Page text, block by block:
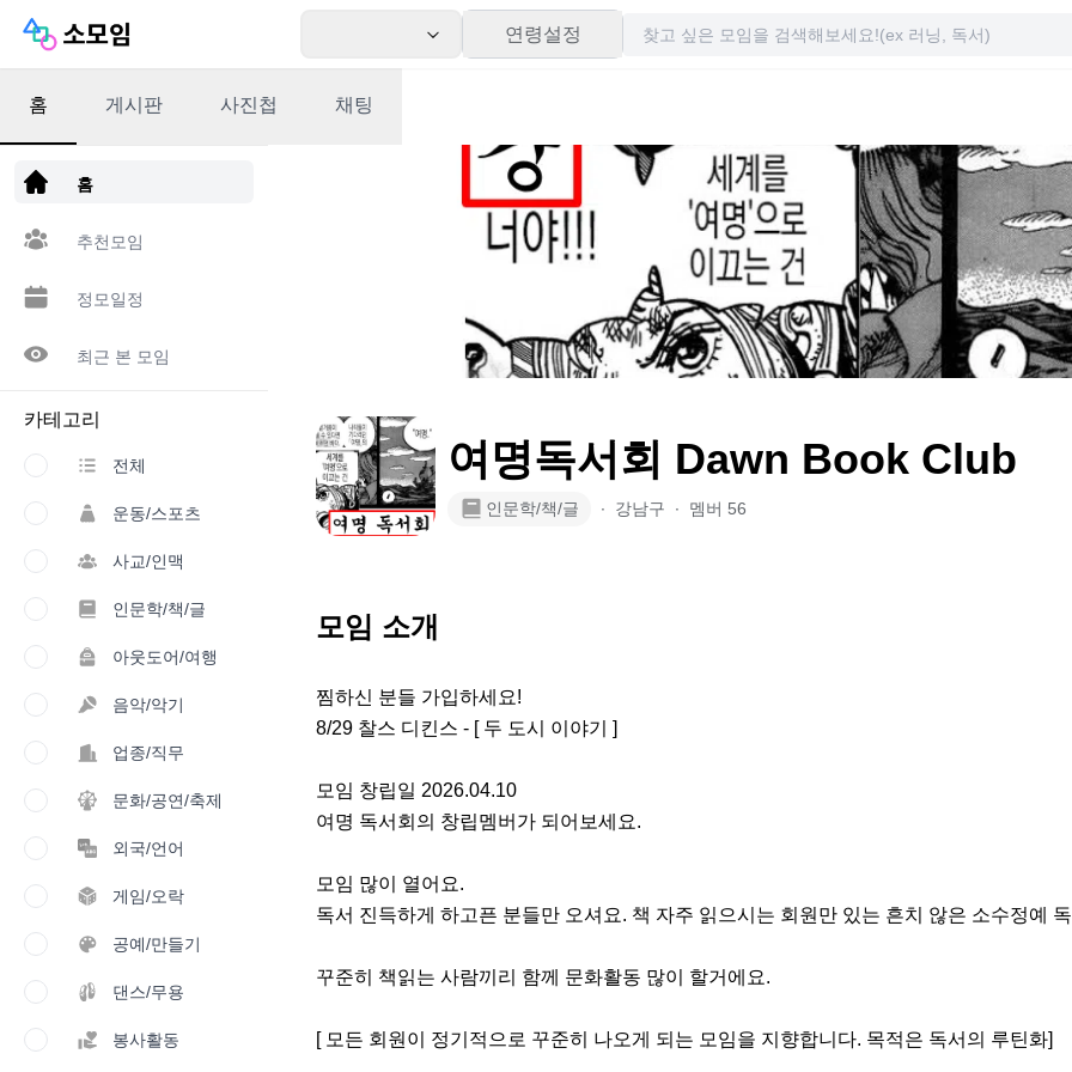
연령설정
앱 다운로드
홈
추천모임
정모일정
최근 본 모임
카테고리
전체
운동/스포츠
사교/인맥
인문학/책/글
아웃도어/여행
음악/악기
업종/직무
문화/공연/축제
외국/언어
게임/오락
공예/만들기
댄스/무용
봉사활동
홈 게시판 사진첩 채팅
여명독서회 Dawn Book Club
인문학/책/글 ∙ 강남구 ∙ 멤버 56
모임 소개
찜하신 분들 가입하세요!
8/29 찰스 디킨스 - [ 두 도시 이야기 ]
모임 창립일 2026.04.10
여명 독서회의 창립멤버가 되어보세요.
모임 많이 열어요.
독서 진득하게 하고픈 분들만 오셔요. 책 자주 읽으시는 회원만 있는 흔치 않은 소수정예
꾸준히 책읽는 사람끼리 함께 문화활동 많이 할거에요.
[ 모든 회원이 정기적으로 꾸준히 나오게 되는 모임을 지향합니다. 목적은 독서의 루틴화]